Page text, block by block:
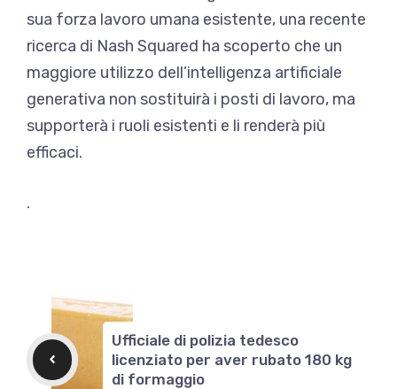
sua forza lavoro umana esistente, una recente
ricerca di Nash Squared ha scoperto che un
maggiore utilizzo dell’intelligenza artificiale
generativa non sostituirà i posti di lavoro, ma
supporterà i ruoli esistenti e li renderà più
efficaci.
.
Ufficiale di polizia tedesco
licenziato per aver rubato 180 kg
di formaggio